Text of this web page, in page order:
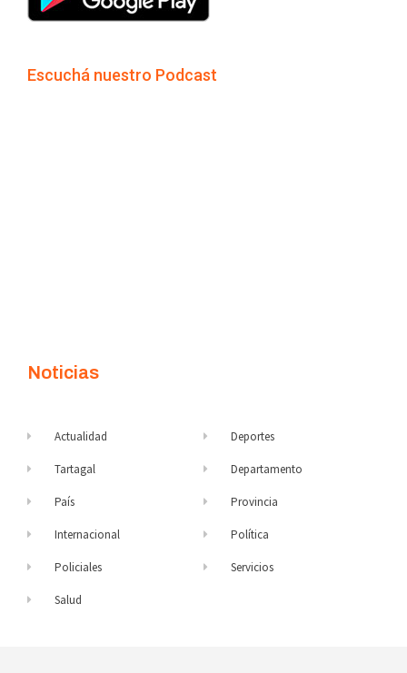
Escuchá nuestro Podcast
Noticias
Actualidad
Tartagal
País
Internacional
Policiales
Salud
Deportes
Departamento
Provincia
Política
Servicios